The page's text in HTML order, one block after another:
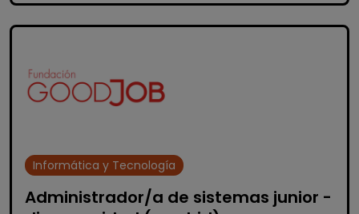
Informática y Tecnología
Administrador/a de sistemas junior -